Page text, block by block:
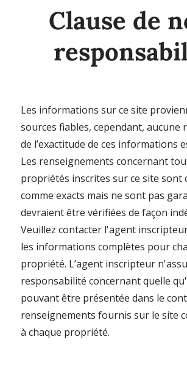
Clause de
Les informations sur ce site
sources fiables, cependant, aucune
de l’exactitude de ces informations
Les renseignements concernant
propriétés inscrites sur ce site sont
comme exacts mais ne sont pas
devraient être vérifiées de façon
Veuillez contacter l'agent
les informations complètes pour
propriété. L’agent inscripteur
responsabilité concernant quelle
pouvant être présentée dans le
renseignements fournis sur le site
à chaque propriété.